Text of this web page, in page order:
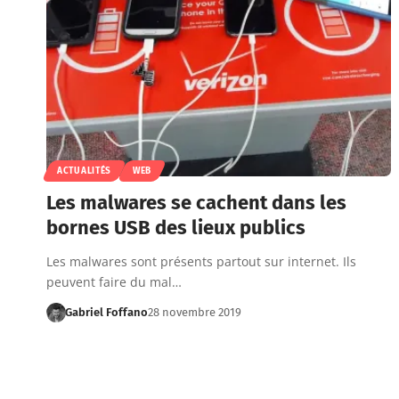
ACTUALITÉS WEB
Les malwares se cachent dans les
bornes USB des lieux publics
Les malwares sont présents partout sur internet. Ils
peuvent faire du mal…
Gabriel Foffano28 novembre 2019